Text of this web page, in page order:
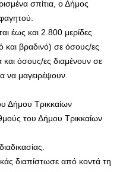
σπίτια, ο Δήμος
έως και 2.800 μερίδες
και βραδινό) σε όσους/ες
και όσους/ες διαμένουν σε
να μαγειρέψουν.
Δήμου Τρικκαίων
του Δήμου Τρικκαίων
διαπίστωσε από κοντά τη